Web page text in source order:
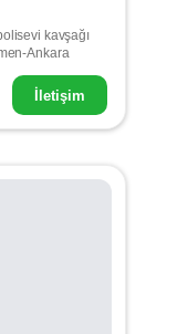
kavşağı
Ankara
İletişim